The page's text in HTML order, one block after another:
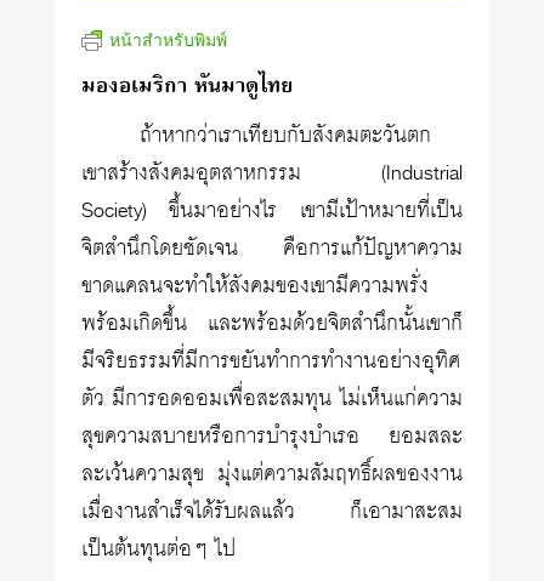
หน้าสำหรับพิมพ์
มองอเมริกา หันมาดูไทย
ถ้าหากว่าเราเทียบกับสังคมตะวันตก
เขาสร้างสังคมอุตสาหกรรม (Industrial
Society) ขึ้นมาอย่างไร เขามีเป้าหมายที่เป็น
จิตสำนึกโดยชัดเจน คือการแก้ปัญหาความ
ขาดแคลนจะทำให้สังคมของเขามีความพรั่ง
พร้อมเกิดขึ้น และพร้อมด้วยจิตสำนึกนั้นเขาก็
มีจริยธรรมที่มีการขยันทำการทำงานอย่างอุทิศ
ตัว มีการอดออมเพื่อสะสมทุน ไม่เห็นแก่ความ
สุขความสบายหรือการบำรุงบำเรอ ยอมสละ
ละเว้นความสุข มุ่งแต่ความสัมฤทธิ์ผลของงาน
เมื่องานสำเร็จได้รับผลแล้ว ก็เอามาสะสม
เป็นต้นทุนต่อๆ ไป